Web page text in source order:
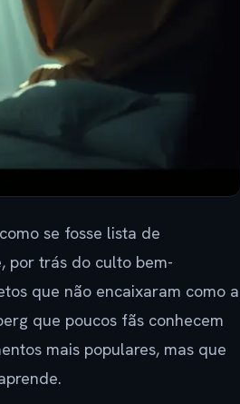
se fosse lista de
por trás do culto bem-
que não encaixaram como a
que poucos fãs conhecem
mais populares, mas que